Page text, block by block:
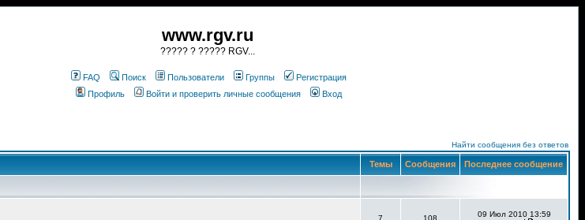
www.rgv.ru
????? ? ????? RGV...
FAQ Поиск Пользователи Группы
Регистрация
Профиль
Войти и проверить личные сообщения Вход
Найти сообщения без ответов
Темы Сообщения Последнее сообщение
7 108
09 Июл 2010 13:59